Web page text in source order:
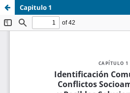
Capitulo 1